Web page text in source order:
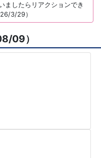
ましたらリアクションでき
3/29）
09）